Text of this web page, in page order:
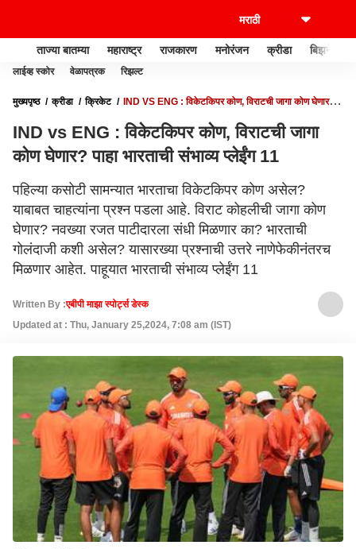
ताज्या बातम्या महाराष्ट्र राजकारण मनोरंजन क्रीडा बिझनेस
लाईव्ह स्कोर वेळापत्रक रिझल्ट
मुख्यपृष्ठ क्रीडा क्रिकेट
IND VS ENG : विकेटकिपर कोण, विराटची जागा कोण घेणार?
IND vs ENG : विकेटकिपर कोण, विराटची जागा
कोण घेणार? पाहा भारताची संभाव्य प्लेईंग 11
पहिल्या कसोटी सामन्यात भारताचा विकेटकिपर कोण असेल?
याबाबत चाहत्यांना प्रश्न पडला आहे. विराट कोहलीची जागा कोण
घेणार? नवख्या रजत पाटीदारला संधी मिळणार का? भारताची
गोलंदाजी कशी असेल? यासारख्या प्रश्नाची उत्तरे नाणेफेकीनंतरच
मिळणार आहेत. पाहूयात भारताची संभाव्य प्लेईंग 11
Written By :एबीपी माझा स्पोर्ट्स डेस्क
Updated at : Thu, January 25,2024, 7:08 am (IST)